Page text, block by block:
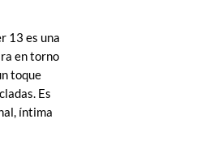
13 es una
en torno
toque
Es
íntima